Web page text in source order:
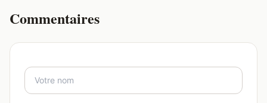
Commentaires